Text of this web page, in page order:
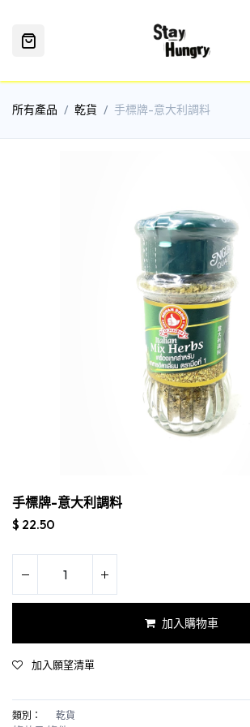
所有產品 乾貨 手標牌-意大利調料
手標牌-意大利調料
$ 22.50
加入購物車
加入願望清單
類別： 乾貨